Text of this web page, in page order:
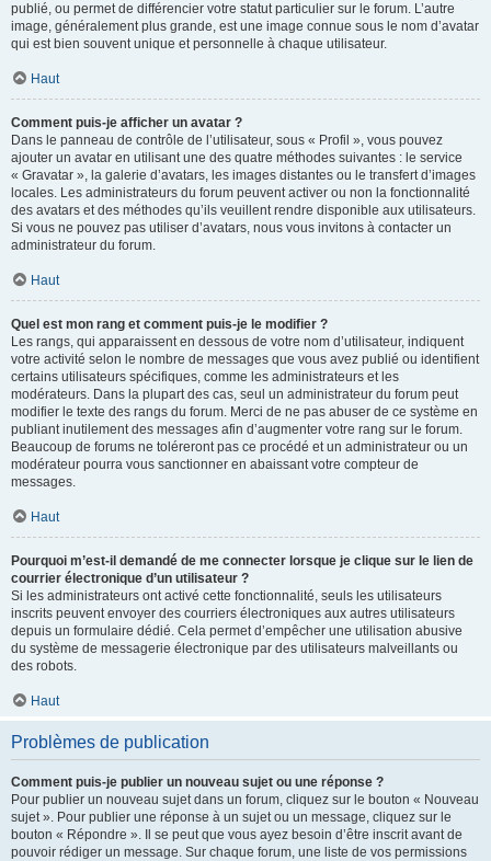
publié, ou permet de différencier votre statut particulier sur le forum. L’autre
image, généralement plus grande, est une image connue sous le nom d’avatar
qui est bien souvent unique et personnelle à chaque utilisateur.
Haut
Comment puis-je afficher un avatar ?
Dans le panneau de contrôle de l’utilisateur, sous « Profil », vous pouvez
ajouter un avatar en utilisant une des quatre méthodes suivantes : le service
« Gravatar », la galerie d’avatars, les images distantes ou le transfert d’images
locales. Les administrateurs du forum peuvent activer ou non la fonctionnalité
des avatars et des méthodes qu’ils veuillent rendre disponible aux utilisateurs.
Si vous ne pouvez pas utiliser d’avatars, nous vous invitons à contacter un
administrateur du forum.
Haut
Quel est mon rang et comment puis-je le modifier ?
Les rangs, qui apparaissent en dessous de votre nom d’utilisateur, indiquent
votre activité selon le nombre de messages que vous avez publié ou identifient
certains utilisateurs spécifiques, comme les administrateurs et les
modérateurs. Dans la plupart des cas, seul un administrateur du forum peut
modifier le texte des rangs du forum. Merci de ne pas abuser de ce système en
publiant inutilement des messages afin d’augmenter votre rang sur le forum.
Beaucoup de forums ne toléreront pas ce procédé et un administrateur ou un
modérateur pourra vous sanctionner en abaissant votre compteur de
messages.
Haut
Pourquoi m’est-il demandé de me connecter lorsque je clique sur le lien de
courrier électronique d’un utilisateur ?
Si les administrateurs ont activé cette fonctionnalité, seuls les utilisateurs
inscrits peuvent envoyer des courriers électroniques aux autres utilisateurs
depuis un formulaire dédié. Cela permet d’empêcher une utilisation abusive
du système de messagerie électronique par des utilisateurs malveillants ou
des robots.
Haut
Problèmes de publication
Comment puis-je publier un nouveau sujet ou une réponse ?
Pour publier un nouveau sujet dans un forum, cliquez sur le bouton « Nouveau
sujet ». Pour publier une réponse à un sujet ou un message, cliquez sur le
bouton « Répondre ». Il se peut que vous ayez besoin d’être inscrit avant de
pouvoir rédiger un message. Sur chaque forum, une liste de vos permissions